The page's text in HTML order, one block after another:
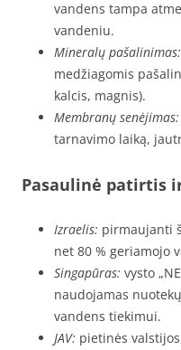
vandens tampa
vandeniu.
Mineralų pašalinimas:
medžiagomis
kalcis, magnis).
Membranų senėjimas:
tarnavimo laiką,
Pasaulinė patirtis
Izraelis: pirmaujanti
net 80 % geriamojo
Singapūras: vysto
naudojamas
vandens tiekimui.
JAV: pietinės